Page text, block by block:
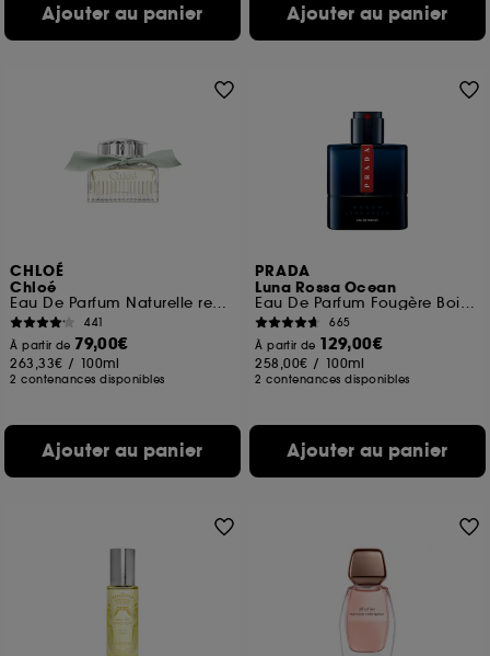
Ajouter au panier Ajouter au panier
CHLOÉ
Chloé
Eau De Parfum Naturelle rechargeable
441
À partir de 79,00€
263,33€ / 100ml
2 contenances disponibles
Ajouter au panier
PRADA
Luna Rossa Ocean
Eau De Parfum Fougère Boisée Ambrée Pour Homme
665
À partir de 129,00€
258,00€ / 100ml
2 contenances disponibles
Ajouter au panier